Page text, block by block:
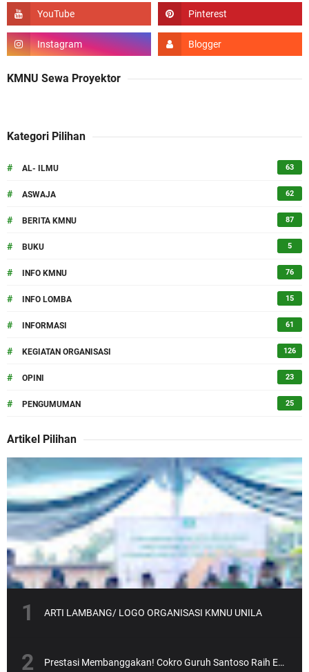
KMNU Sewa Proyektor
Kategori Pilihan
# AL- ILMU 63
# ASWAJA 62
# BERITA KMNU 87
# BUKU 5
# INFO KMNU 76
# INFO LOMBA 15
# INFORMASI 61
# KEGIATAN ORGANISASI 126
# OPINI 23
# PENGUMUMAN 25
Artikel Pilihan
ARTI LAMBANG/ LOGO ORGANISASI KMNU UNILA
Prestasi Membanggakan! Cokro Guruh Santoso Raih Emas Olimpiade Biologi Puskanas